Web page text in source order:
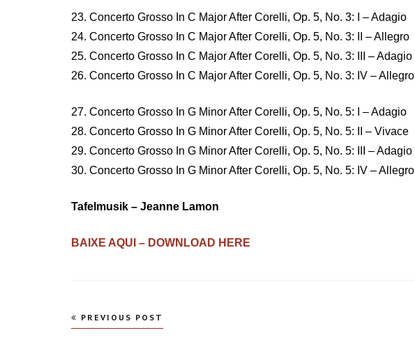
23. Concerto Grosso In C Major After Corelli, Op. 5, No. 3: I – Adagio
24. Concerto Grosso In C Major After Corelli, Op. 5, No. 3: II – Allegro
25. Concerto Grosso In C Major After Corelli, Op. 5, No. 3: III – Adagio
26. Concerto Grosso In C Major After Corelli, Op. 5, No. 3: IV – Allegro
27. Concerto Grosso In G Minor After Corelli, Op. 5, No. 5: I – Adagio
28. Concerto Grosso In G Minor After Corelli, Op. 5, No. 5: II – Vivace
29. Concerto Grosso In G Minor After Corelli, Op. 5, No. 5: III – Adagio
30. Concerto Grosso In G Minor After Corelli, Op. 5, No. 5: IV – Allegro
Tafelmusik – Jeanne Lamon
BAIXE AQUI – DOWNLOAD HERE
Navegação
PREVIOUS POST